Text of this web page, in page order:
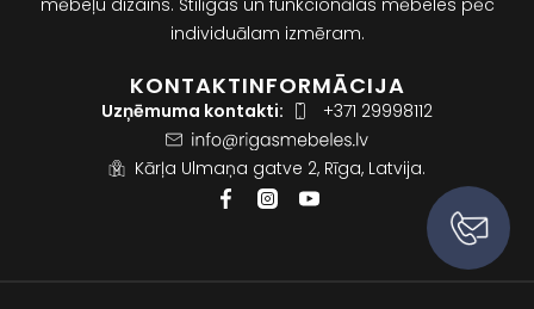
individuālam izmēram.
KONTAKTINFORMĀCIJA
Uzņēmuma kontakti: +371 29998112
Kārļa Ulmaņa gatve 2, Rīga, Latvija.